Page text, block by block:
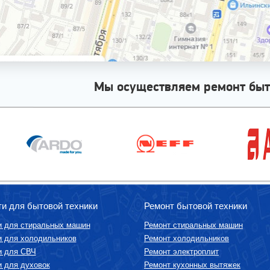
Мы осуществляем ремонт
для бытовой техники
для стиральных машин
для холодильников
для СВЧ
для духовок
Ремонт бытовой техники
Ремонт стиральных машин
Ремонт холодильников
Ремонт электроплит
Ремонт кухонных вытяжек